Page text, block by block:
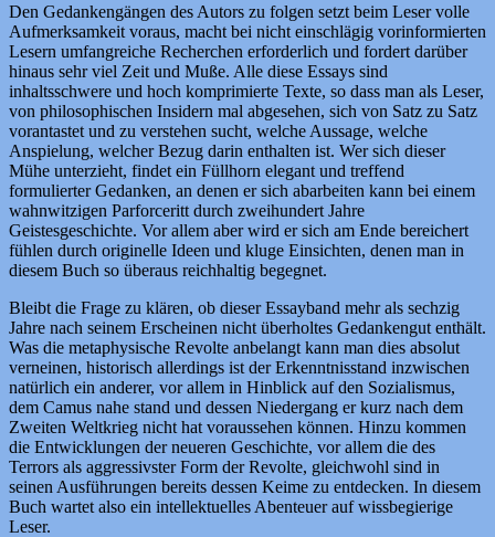
Den Gedankengängen des Autors zu folgen setzt beim Leser volle
Aufmerksamkeit voraus, macht bei nicht einschlägig vorinformierten
Lesern umfangreiche Recherchen erforderlich und fordert darüber
hinaus sehr viel Zeit und Muße. Alle diese Essays sind
inhaltsschwere und hoch komprimierte Texte, so dass man als Leser,
von philosophischen Insidern mal abgesehen, sich von Satz zu Satz
vorantastet und zu verstehen sucht, welche Aussage, welche
Anspielung, welcher Bezug darin enthalten ist. Wer sich dieser
Mühe unterzieht, findet ein Füllhorn elegant und treffend
formulierter Gedanken, an denen er sich abarbeiten kann bei einem
wahnwitzigen Parforceritt durch zweihundert Jahre
Geistesgeschichte. Vor allem aber wird er sich am Ende bereichert
fühlen durch originelle Ideen und kluge Einsichten, denen man in
diesem Buch so überaus reichhaltig begegnet.
Bleibt die Frage zu klären, ob dieser Essayband mehr als sechzig
Jahre nach seinem Erscheinen nicht überholtes Gedankengut enthält.
Was die metaphysische Revolte anbelangt kann man dies absolut
verneinen, historisch allerdings ist der Erkenntnisstand inzwischen
natürlich ein anderer, vor allem in Hinblick auf den Sozialismus,
dem Camus nahe stand und dessen Niedergang er kurz nach dem
Zweiten Weltkrieg nicht hat voraussehen können. Hinzu kommen
die Entwicklungen der neueren Geschichte, vor allem die des
Terrors als aggressivster Form der Revolte, gleichwohl sind in
seinen Ausführungen bereits dessen Keime zu entdecken. In diesem
Buch wartet also ein intellektuelles Abenteuer auf wissbegierige
Leser.